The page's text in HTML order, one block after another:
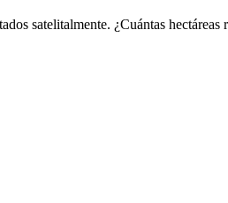
satelitalmente. ¿Cuántas